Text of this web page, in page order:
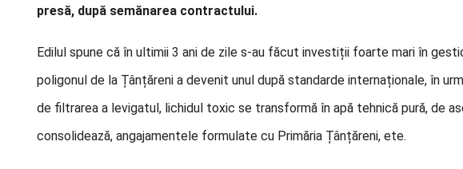
presă, după semănarea contractului.
Edilul spune că în ultimii 3 ani de zile s-au făcut investiții foarte mari în
poligonul de la Țânțăreni a devenit unul după standarde internaționale, în
de filtrarea a levigatul, lichidul toxic se transformă în apă tehnică pură, de
consolidează, angajamentele formulate cu Primăria Țânțăreni, ete.